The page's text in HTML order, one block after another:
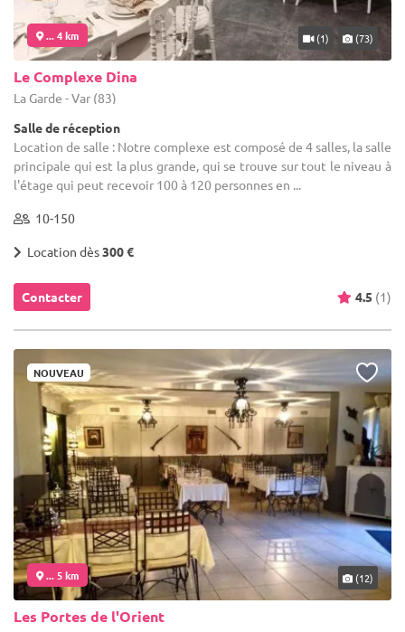
... 4 km (1) (73)
Le Complexe Dina
La Garde - Var (83)
Salle de réception
Location de salle : Notre complexe est composé de 4 salles, la salle
principale qui est la plus grande, qui se trouve sur tout le niveau à
l'étage qui peut recevoir 100 à 120 personnes en ...
10-150
Location dès300 €
Contacter 4.5 (1)
NOUVEAU
... 5 km (12)
Les Portes de l'Orient